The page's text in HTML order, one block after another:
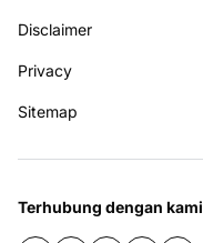
Disclaimer
Privacy
Sitemap
Terhubung dengan kami